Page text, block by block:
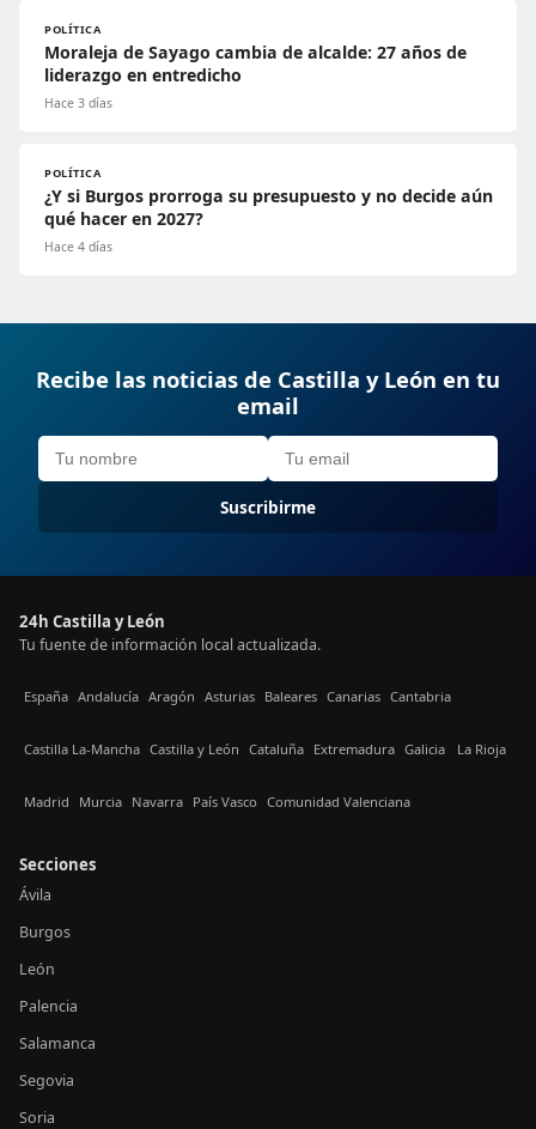
POLÍTICA
Moraleja de Sayago cambia de alcalde: 27 años de
liderazgo en entredicho
Hace 3 días
POLÍTICA
¿Y si Burgos prorroga su presupuesto y no decide aún
qué hacer en 2027?
Hace 4 días
Recibe las noticias de Castilla y León en tu
email
Suscribirme
24h Castilla y León
Tu fuente de información local actualizada.
España Andalucía Aragón Asturias Baleares Canarias Cantabria
Castilla La-Mancha Castilla y León Cataluña Extremadura Galicia La Rioja
Madrid Murcia Navarra País Vasco Comunidad Valenciana
Secciones
Ávila
Burgos
León
Palencia
Salamanca
Segovia
Soria